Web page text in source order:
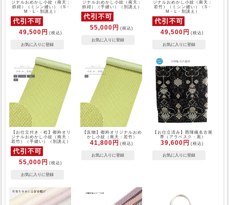
ジナルおめかし小紋（南天：
鉄紺）（ミシン縫い）（S・
M・L・別誂え）
49,500円 (税込)
ジナルおめかし小紋（南天：
鉄紺）（手縫い）（別誂え）
55,000円 (税込)
ジナルおめかし小紋（南天：
若竹）（ミシン縫い）（S・
M・L・別誂え）
49,500円 (税込)
【お仕立付き・袷】都粋オリ
ジナルおめかし小紋（南天：
若竹）（手縫い）（別誂え）
55,000円 (税込)
【反物】都粋オリジナルおめ
かし小紋（南天：若竹）
41,800円 (税込)
【お仕立済み】西陣織名古屋
帯（アラベスク：黒）
39,600円 (税込)